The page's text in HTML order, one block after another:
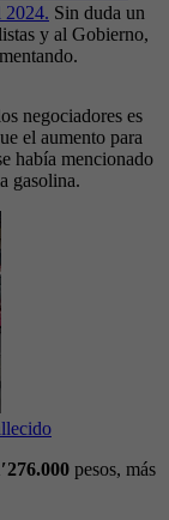
2024. Sin duda un
y al Gobierno,
negociadores es
el aumento para
había mencionado
gasolina.
pesos, más